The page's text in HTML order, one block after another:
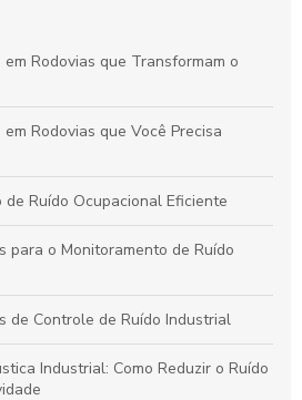
Acústicas em Rodovias para a
Soluções para Transformar
Sonoro
Rodovias que Transformam o
Rodovias que Você Precisa
de Ruído Ocupacional Eficiente
para o Monitoramento de Ruído
de Controle de Ruído Industrial
Industrial: Como Reduzir o Ruído